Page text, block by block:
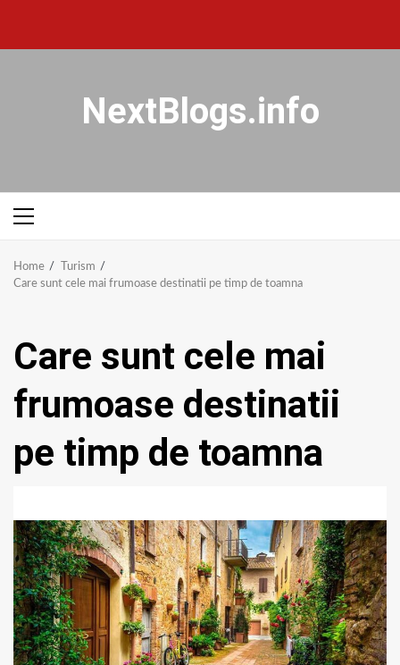
NextBlogs.info
Home
Turism
Care sunt cele mai frumoase destinatii pe timp de toamna
Care sunt cele mai
frumoase destinatii
pe timp de toamna